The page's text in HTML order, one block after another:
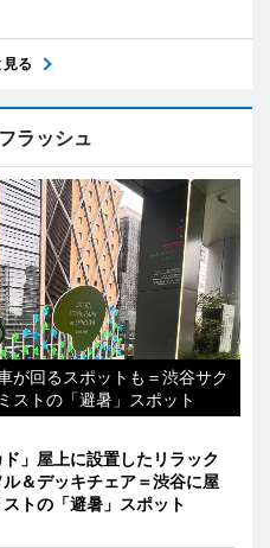
見る
ラッシュ
が回るスポットも＝渋谷サク
ストの「避暑」スポット
」屋上に設置したリラック
＆デッキチェア＝渋谷に屋
トの「避暑」スポット